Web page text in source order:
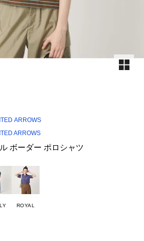
ARROWS
ARROWS
ボーダー ポロシャツ
ROYAL